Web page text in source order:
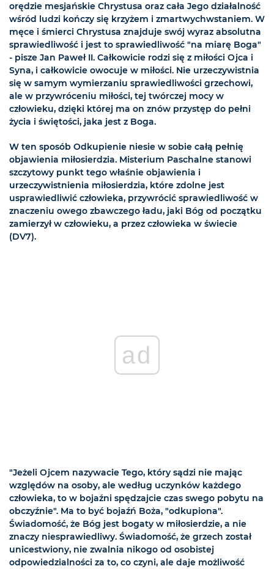
orędzie mesjańskie Chrystusa oraz cała Jego działalność
wśród ludzi kończy się krzyżem i zmartwychwstaniem. W
męce i śmierci Chrystusa znajduje swój wyraz absolutna
sprawiedliwość i jest to sprawiedliwość "na miarę Boga"
- pisze Jan Paweł II. Całkowicie rodzi się z miłości Ojca i
Syna, i całkowicie owocuje w miłości. Nie urzeczywistnia
się w samym wymierzaniu sprawiedliwości grzechowi,
ale w przywróceniu miłości, tej twórczej mocy w
człowieku, dzięki której ma on znów przystęp do pełni
życia i świętości, jaka jest z Boga.
W ten sposób Odkupienie niesie w sobie całą pełnię
objawienia miłosierdzia. Misterium Paschalne stanowi
szczytowy punkt tego właśnie objawienia i
urzeczywistnienia miłosierdzia, które zdolne jest
usprawiedliwić człowieka, przywrócić sprawiedliwość w
znaczeniu owego zbawczego ładu, jaki Bóg od początku
zamierzył w człowieku, a przez człowieka w świecie
(DV7).
ad
"Jeżeli Ojcem nazywacie Tego, który sądzi nie mając
względów na osoby, ale według uczynków każdego
człowieka, to w bojaźni spędzajcie czas swego pobytu na
obczyźnie". Ma to być bojaźń Boża, "odkupiona".
Świadomość, że Bóg jest bogaty w miłosierdzie, a nie
znaczy niesprawiedliwy. Świadomość, że grzech został
unicestwiony, nie zwalnia nikogo od osobistej
odpowiedzialności za to, co czyni, ale daje możliwość